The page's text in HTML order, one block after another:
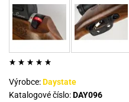
Výrobce:Daystate
Katalogové číslo:DAY096